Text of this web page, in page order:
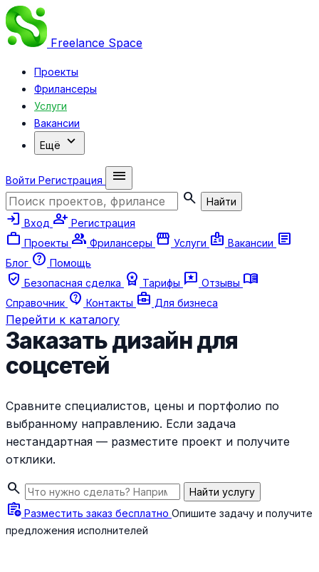
Freelance Space
Проекты
Фрилансеры
Услуги
Вакансии
Ещё expand_more
Войти Регистрация
menu
search
Найти
login Вход person_add Регистрация
work Проекты group Фрилансеры storefront Услуги badge Вакансии article
Блог help Помощь
verified_user Безопасная сделка workspace_premium Тарифы reviews Отзывы menu_book
Справочник contact_support Контакты business_center Для бизнеса
Перейти к каталогу
Заказать дизайн для
соцсетей
Сравните специалистов, цены и портфолио по
выбранному направлению. Если задача
нестандартная — разместите проект и получите
отклики.
search Найти услугу
assignment_add Разместить заказ бесплатно Опишите задачу и получите
предложения исполнителей